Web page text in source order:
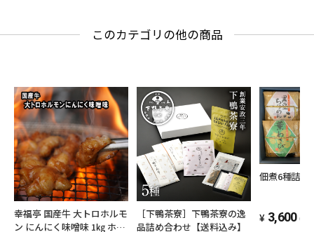
このカテゴリの他の商品
幸福亭 国産牛 大トロホルモ
ン にんにく味噌味 1㎏ ホル
［下鴨茶寮］下鴨茶寮の逸
品詰め合わせ【送料込み】
佃煮6種詰合
3,600 (税